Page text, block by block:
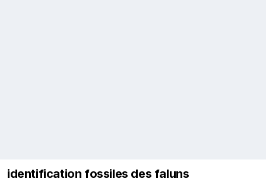
identification fossiles des faluns